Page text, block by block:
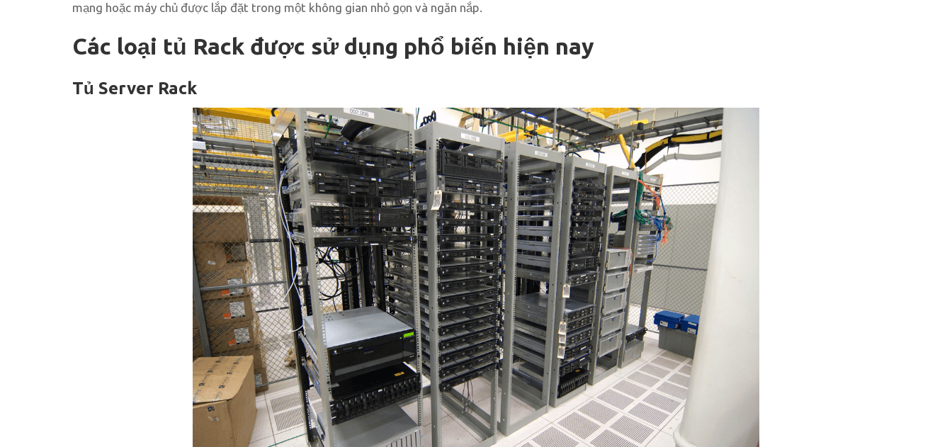
mạng hoặc máy chủ được lắp đặt trong một không gian nhỏ gọn và ngăn nắp.
Các loại tủ Rack được sử dụng phổ biến hiện nay
Tủ Server Rack